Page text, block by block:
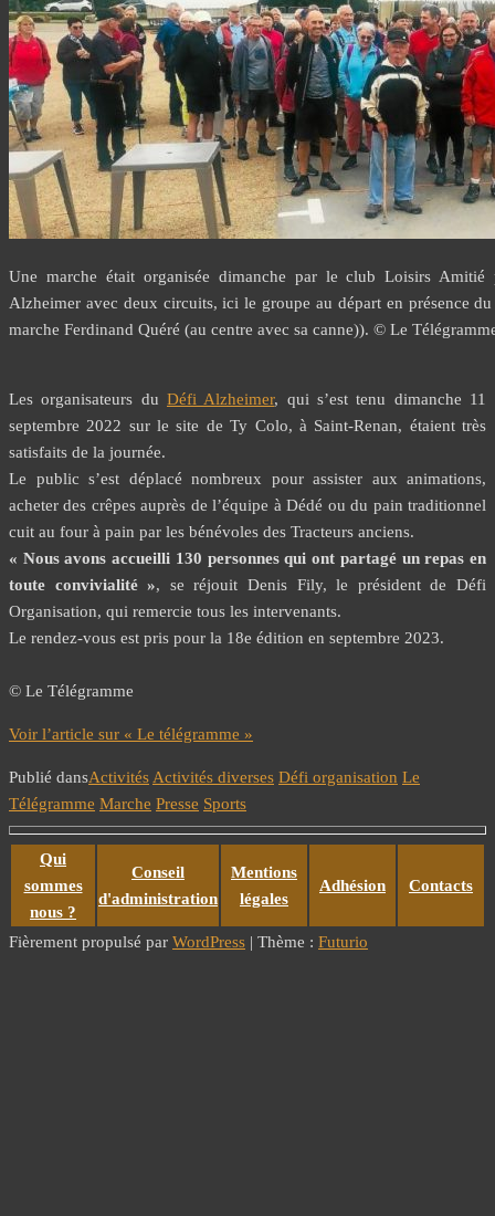
Une marche était organisée dimanche par le club Loisirs
Alzheimer avec deux circuits, ici le groupe au départ en présence
marche Ferdinand Quéré (au centre avec sa canne)). © Le
Les organisateurs du Défi Alzheimer, qui s’est tenu dimanche 11
septembre 2022 sur le site de Ty Colo, à Saint-Renan, étaient très
satisfaits de la journée.
Le public s’est déplacé nombreux pour assister aux animations,
acheter des crêpes auprès de l’équipe à Dédé ou du pain traditionnel
cuit au four à pain par les bénévoles des Tracteurs anciens.
« Nous avons accueilli 130 personnes qui ont partagé un repas en
toute convivialité », se réjouit Denis Fily, le président de Défi
Organisation, qui remercie tous les intervenants.
Le rendez-vous est pris pour la 18e édition en septembre 2023.
© Le Télégramme
Voir l’article sur « Le télégramme »
Publié dansActivitésActivités diverses Défi organisation Le
Télégramme Marche Presse Sports
Qui
sommes
nous ?
Conseil
d'administration
Mentions
légales
Adhésion Contacts
Fièrement propulsé par WordPress | Thème : Futurio